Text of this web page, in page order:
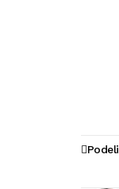
Podeli